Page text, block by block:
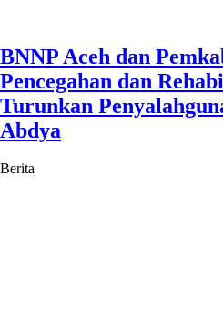
BNNP Aceh dan
Pencegahan dan
Turunkan
Abdya
Berita